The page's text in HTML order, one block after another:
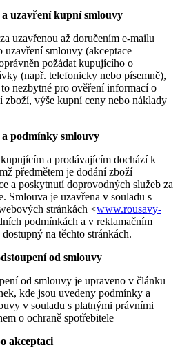
uzavření kupní smlouvy
uzavřenou až doručením e-mailu
smlouvy (akceptace
požádat kupujícího o
(např. telefonicky nebo písemně),
nezbytné pro ověření informací o
zboží, výše kupní ceny nebo náklady
podmínky smlouvy
a prodávajícím dochází k
předmětem je dodání zboží
a poskytnutí doprovodných služeb za
Smlouva je uzavřena v souladu s
stránkách <www.rousavy-
podmínkách a v reklamačním
na těchto stránkách.
od smlouvy
od smlouvy je upraveno v článku
kde jsou uvedeny podmínky a
v souladu s platnými právními
o ochraně spotřebitele
akceptaci